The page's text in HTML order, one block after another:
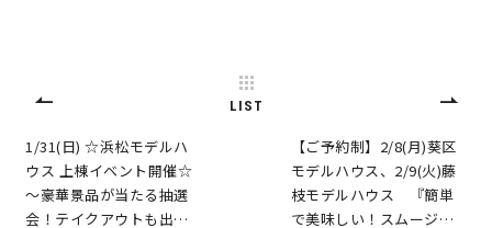
1/31(日) ☆浜松モデルハ
ウス 上棟イベント開催☆
〜豪華景品が当たる抽選
会！テイクアウトも出…
LIST
【ご予約制】2/8(月)葵区
モデルハウス、2/9(火)藤
枝モデルハウス 『簡単
で美味しい！スムージ…